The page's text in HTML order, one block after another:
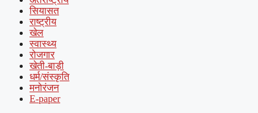
सियासत
राष्ट्रीय
खेल
स्वास्थ्य
रोजगार
खेती-बाड़ी
धर्म/संस्कृति
मनोरंजन
E-paper